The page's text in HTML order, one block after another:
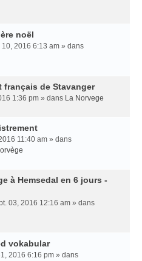
noël
10, 2016 6:13 am » dans
de Stavanger
1:36 pm » dans La Norvege
11:40 am » dans
à Hemsedal en 6 jours -
03, 2016 12:16 am » dans
vokabular
2016 6:16 pm » dans